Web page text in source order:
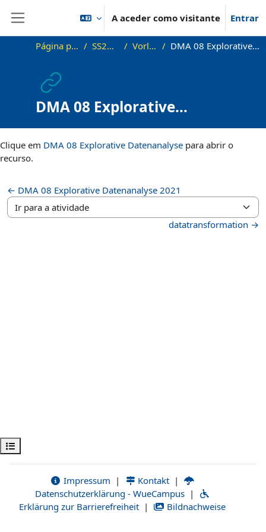
Ir para o conteúdo principal
A aceder como visitante Entrar
Abrir índice da disciplina
Página principal SS21_DMA Vorlesung DMA 08 Explorative Datenanalyse
DMA 08 Explorative
Datenanalyse
Clique em DMA 08 Explorative Datenanalyse para abrir o
recurso.
← DMA 08 Explorative Datenanalyse 2021
Ir para a atividade
datatransformation →
Impressum | Kontakt |
Datenschutzerklärung - WueCampus |
Erklärung zur Barrierefreiheit | Bildnachweise